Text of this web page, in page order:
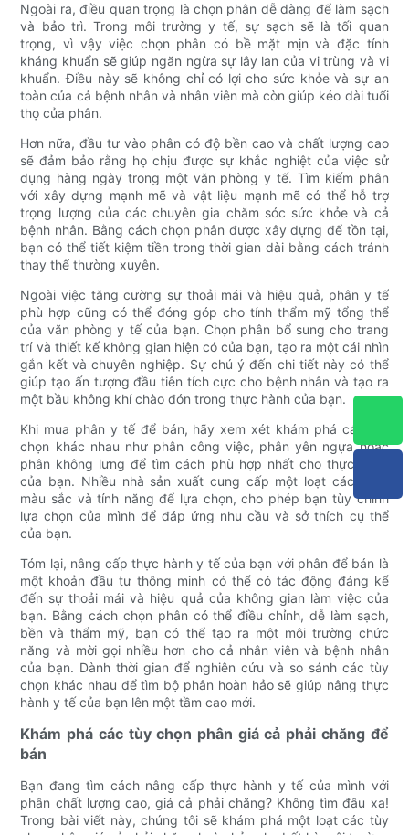
Ngoài ra, điều quan trọng là chọn phân dễ dàng để làm sạch
và bảo trì. Trong môi trường y tế, sự sạch sẽ là tối quan
trọng, vì vậy việc chọn phân có bề mặt mịn và đặc tính
kháng khuẩn sẽ giúp ngăn ngừa sự lây lan của vi trùng và vi
khuẩn. Điều này sẽ không chỉ có lợi cho sức khỏe và sự an
toàn của cả bệnh nhân và nhân viên mà còn giúp kéo dài tuổi
thọ của phân.
Hơn nữa, đầu tư vào phân có độ bền cao và chất lượng cao
sẽ đảm bảo rằng họ chịu được sự khắc nghiệt của việc sử
dụng hàng ngày trong một văn phòng y tế. Tìm kiếm phân
với xây dựng mạnh mẽ và vật liệu mạnh mẽ có thể hỗ trợ
trọng lượng của các chuyên gia chăm sóc sức khỏe và cả
bệnh nhân. Bằng cách chọn phân được xây dựng để tồn tại,
bạn có thể tiết kiệm tiền trong thời gian dài bằng cách tránh
thay thế thường xuyên.
Ngoài việc tăng cường sự thoải mái và hiệu quả, phân y tế
phù hợp cũng có thể đóng góp cho tính thẩm mỹ tổng thể
của văn phòng y tế của bạn. Chọn phân bổ sung cho trang
trí và thiết kế không gian hiện có của bạn, tạo ra một cái nhìn
gắn kết và chuyên nghiệp. Sự chú ý đến chi tiết này có thể
giúp tạo ấn tượng đầu tiên tích cực cho bệnh nhân và tạo ra
một bầu không khí chào đón trong thực hành của bạn.
Khi mua phân y tế để bán, hãy xem xét khám phá các tùy
chọn khác nhau như phân công việc, phân yên ngựa hoặc
phân không lưng để tìm cách phù hợp nhất cho thực hành
của bạn. Nhiều nhà sản xuất cung cấp một loạt các kiểu,
màu sắc và tính năng để lựa chọn, cho phép bạn tùy chỉnh
lựa chọn của mình để đáp ứng nhu cầu và sở thích cụ thể
của bạn.
Tóm lại, nâng cấp thực hành y tế của bạn với phân để bán là
một khoản đầu tư thông minh có thể có tác động đáng kể
đến sự thoải mái và hiệu quả của không gian làm việc của
bạn. Bằng cách chọn phân có thể điều chỉnh, dễ làm sạch,
bền và thẩm mỹ, bạn có thể tạo ra một môi trường chức
năng và mời gọi nhiều hơn cho cả nhân viên và bệnh nhân
của bạn. Dành thời gian để nghiên cứu và so sánh các tùy
chọn khác nhau để tìm bộ phân hoàn hảo sẽ giúp nâng thực
hành y tế của bạn lên một tầm cao mới.
Khám phá các tùy chọn phân giá cả phải chăng để
bán
Bạn đang tìm cách nâng cấp thực hành y tế của mình với
phân chất lượng cao, giá cả phải chăng? Không tìm đâu xa!
Trong bài viết này, chúng tôi sẽ khám phá một loạt các tùy